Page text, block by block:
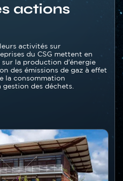
actions
activités sur
du CSG mettent en
la production d'énergie
des émissions de gaz à effet
la consommation
des déchets.